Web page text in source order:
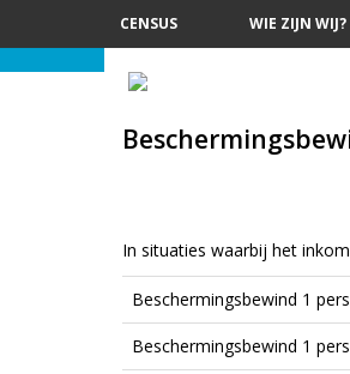
CENSUS WIE ZIJN WIJ?
In situaties waarbij het
Beschermingsbewind 1
Beschermingsbewind 1